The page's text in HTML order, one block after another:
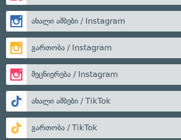
ახალი ამბები / Instagram
გართობა / Instagram
მეცნიერება / Instagram
ახალი ამბები / TikTok
გართობა / TikTok